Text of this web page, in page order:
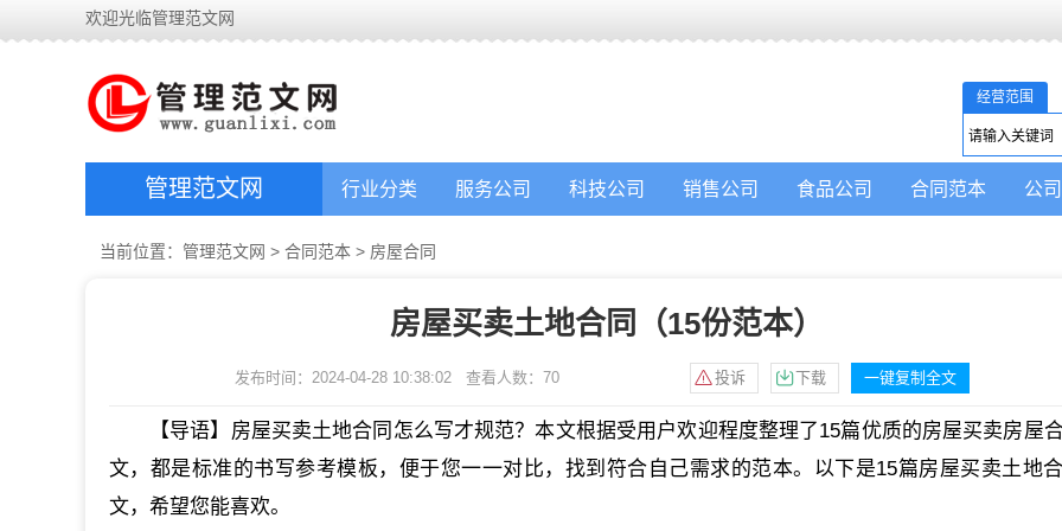
欢迎光临管理范文网
经营范围
管理范文网 行业分类 服务公司 科技公司 销售公司 食品公司 合同范本 公
当前位置： 管理范文网 > 合同范本 > 房屋合同
房屋买卖土地合同（15份范本）
发布时间：2024-04-28 10:38:02 查看人数： 70 投诉 下载 一键复制全文
【导语】房屋买卖土地合同怎么写才规范？本文根据受用户欢迎程度整理了15篇优质的房屋买卖房屋
文，都是标准的书写参考模板，便于您一一对比，找到符合自己需求的范本。以下是15篇房屋买卖土地
文，希望您能喜欢。